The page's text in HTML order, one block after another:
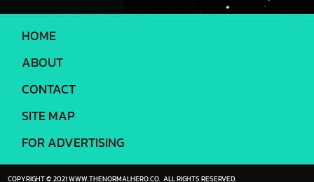
HOME
ABOUT
CONTACT
SITE MAP
FOR ADVERTISING
COPYRIGHT © 2021 WWW.THENORMALHERO.CO. ALL RIGHTS RESERVED.